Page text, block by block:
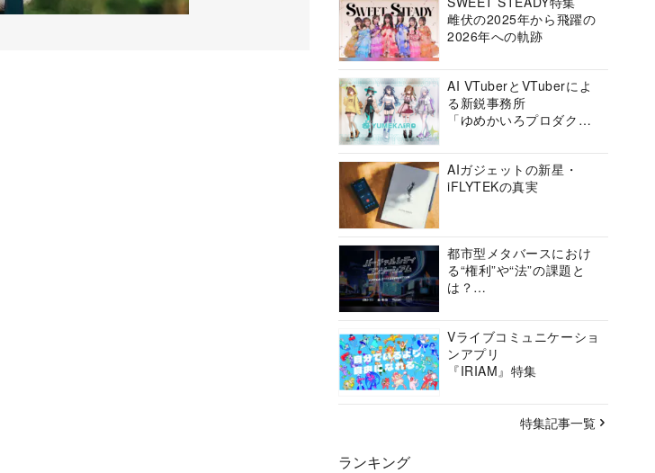
雌伏の2025年から飛躍の
2026年への軌跡
AI VTuberとVTuberによ
る新鋭事務所
「ゆめかいろプロダクシ
AIガジェットの新星・
iFLYTEKの真実
都市型メタバースにおけ
る“権利”や“法”の課題と
は？
ーシアムの挑戦に迫る
Vライブコミュニケーショ
ンアプリ
『IRIAM』特集
特集記事一覧
ランキング